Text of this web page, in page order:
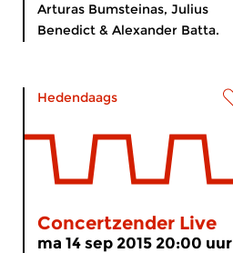
Arturas Bumsteinas, Julius
Benedict & Alexander Batta.
Hedendaags
Concertzender Live
ma 14 sep 2015 20:00 uur